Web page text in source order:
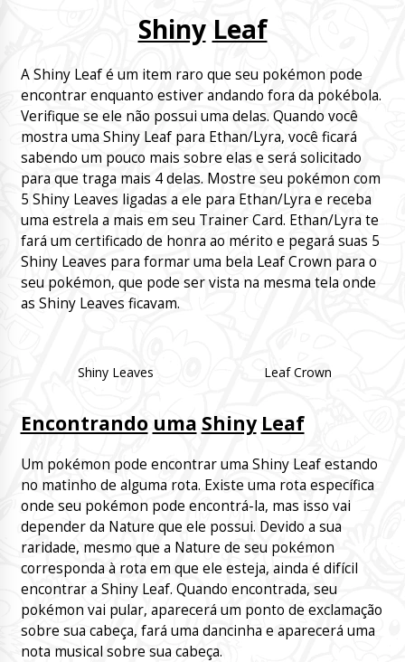
Shiny Leaf
A Shiny Leaf é um item raro que seu pokémon pode
encontrar enquanto estiver andando fora da pokébola.
Verifique se ele não possui uma delas. Quando você
mostra uma Shiny Leaf para Ethan/Lyra, você ficará
sabendo um pouco mais sobre elas e será solicitado
para que traga mais 4 delas. Mostre seu pokémon com
5 Shiny Leaves ligadas a ele para Ethan/Lyra e receba
uma estrela a mais em seu Trainer Card. Ethan/Lyra te
fará um certificado de honra ao mérito e pegará suas 5
Shiny Leaves para formar uma bela Leaf Crown para o
seu pokémon, que pode ser vista na mesma tela onde
as Shiny Leaves ficavam.
Shiny Leaves Leaf Crown
Encontrando uma Shiny Leaf
Um pokémon pode encontrar uma Shiny Leaf estando
no matinho de alguma rota. Existe uma rota específica
onde seu pokémon pode encontrá-la, mas isso vai
depender da Nature que ele possui. Devido a sua
raridade, mesmo que a Nature de seu pokémon
corresponda à rota em que ele esteja, ainda é difícil
encontrar a Shiny Leaf. Quando encontrada, seu
pokémon vai pular, aparecerá um ponto de exclamação
sobre sua cabeça, fará uma dancinha e aparecerá uma
nota musical sobre sua cabeça.